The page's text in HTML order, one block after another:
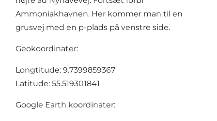
Ammoniakhavnen. Her kommer man til en
grusvej med en p-plads på venstre side.
Geokoordinater:
Longtitude: 9.7399859367
Latitude: 55.519301841
Google Earth koordinater: